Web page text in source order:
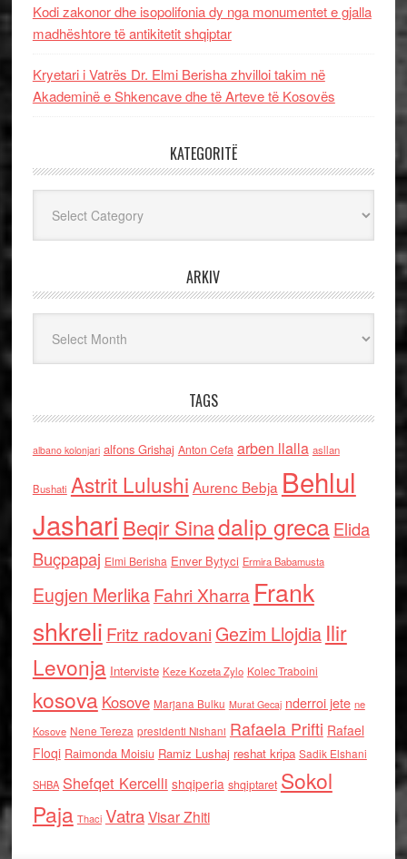
Kodi zakonor dhe isopolifonia dy nga monumentet e gjalla
madhështore të antikitetit shqiptar
Kryetari i Vatrës Dr. Elmi Berisha zhvilloi takim në
Akademinë e Shkencave dhe të Arteve të Kosovës
KATEGORITË
ARKIV
TAGS
albano kolonjari alfons Grishaj Anton Cefa arben llalla asllan
Bushati Astrit Lulushi Aurenc Bebja Behlul
Jashari Beqir Sinadalip grecaElida
Buçpapaj Elmi Berisha Enver Bytyci Ermira Babamusta
Eugjen MerlikaFahri Xharra Frank
shkreli Fritz radovaniGezim Llojdia Ilir
Levonja Interviste Keze Kozeta Zylo Kolec Traboini
kosova Kosove Marjana Bulku Murat Gecaj nderroi jete ne
Kosove Nene Tereza presidenti Nishani Rafaela Prifti Rafael
Floqi Raimonda Moisiu Ramiz Lushaj reshat kripa Sadik Elshani
SHBA Shefqet Kercelli shqiperia shqiptaret Sokol
Paja Thaci VatraVisar Zhiti